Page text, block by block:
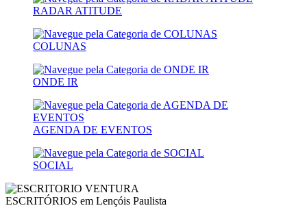
RADAR ATITUDE
COLUNAS
ONDE IR
AGENDA DE EVENTOS
SOCIAL
ESCRITÓRIOS em Lençóis Paulista